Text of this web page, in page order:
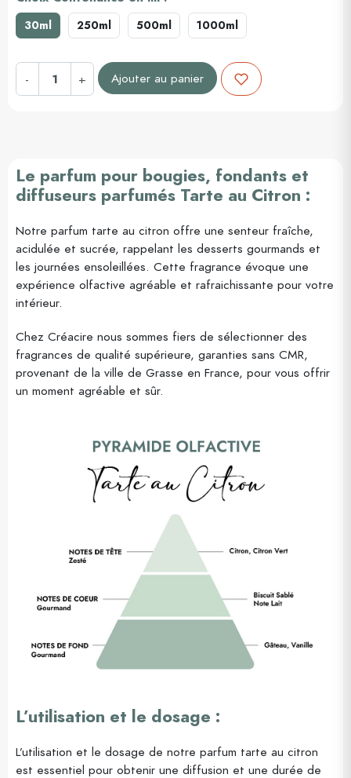
30ml 250ml 500ml 1000ml
- + Ajouter au panier
Le parfum pour bougies, fondants et
diffuseurs parfumés Tarte au Citron :
Notre parfum tarte au citron offre une senteur fraîche,
acidulée et sucrée, rappelant les desserts gourmands et
les journées ensoleillées. Cette fragrance évoque une
expérience olfactive agréable et rafraichissante pour votre
intérieur.
Chez Créacire nous sommes fiers de sélectionner des
fragrances de qualité supérieure, garanties sans CMR,
provenant de la ville de Grasse en France, pour vous offrir
un moment agréable et sûr.
L’utilisation et le dosage :
L’utilisation et le dosage de notre parfum tarte au citron
est essentiel pour obtenir une diffusion et une durée de